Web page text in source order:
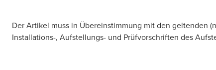
Der Artikel muss in Übereinstimmung mit den geltenden
Installations-, Aufstellungs- und Prüfvorschriften des